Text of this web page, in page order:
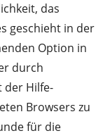
das
geschieht in der
Option in
durch
der Hilfe-
Browsers zu
für die